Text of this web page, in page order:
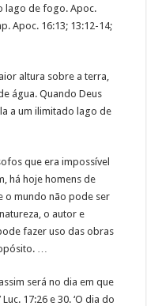
lago de fogo. Apoc.
Apoc. 16:13; 13:12-14;
altura sobre a terra,
água. Quando Deus
a um ilimitado lago de
que era impossível
há hoje homens de
o mundo não pode ser
o autor e
fazer uso das obras
…
será no dia em que
17:26 e 30. ‘O dia do